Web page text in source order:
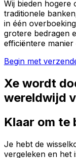
Wij bieden hogere
traditionele
in één
grotere bedragen
efficiëntere
Begin met
Xe wordt
wereldwijd
Klaar om te
Je hebt de
vergeleken en het